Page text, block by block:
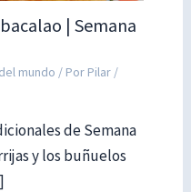
| Semana
mundo / Por Pilar /
de Semana
y los buñuelos